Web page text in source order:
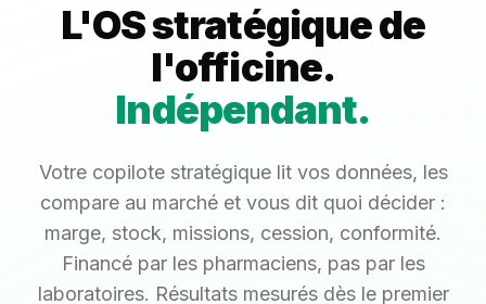
L'OS stratégique de
l'officine.
Indépendant.
Votre copilote stratégique lit vos données, les
compare au marché et vous dit quoi décider :
marge, stock, missions, cession, conformité.
Financé par les pharmaciens, pas par les
laboratoires. Résultats mesurés dès le premier